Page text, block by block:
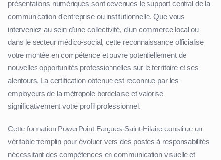
présentations numériques sont devenues le support central de la
communication d'entreprise ou institutionnelle. Que vous
interveniez au sein d'une collectivité, d'un commerce local ou
dans le secteur médico-social, cette reconnaissance officialise
votre montée en compétence et ouvre potentiellement de
nouvelles opportunités professionnelles sur le territoire et ses
alentours. La certification obtenue est reconnue par les
employeurs de la métropole bordelaise et valorise
significativement votre profil professionnel.
Cette formation PowerPoint Fargues-Saint-Hilaire constitue un
véritable tremplin pour évoluer vers des postes à responsabilités
nécessitant des compétences en communication visuelle et